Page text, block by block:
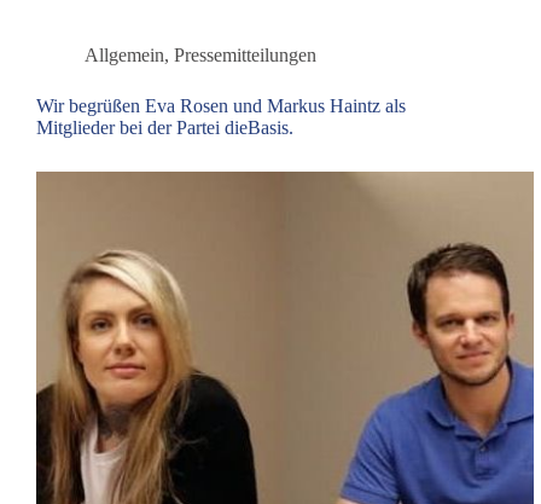
Allgemein, Pressemitteilungen
Wir begrüßen Eva Rosen und Markus Haintz als
Mitglieder bei der Partei dieBasis.